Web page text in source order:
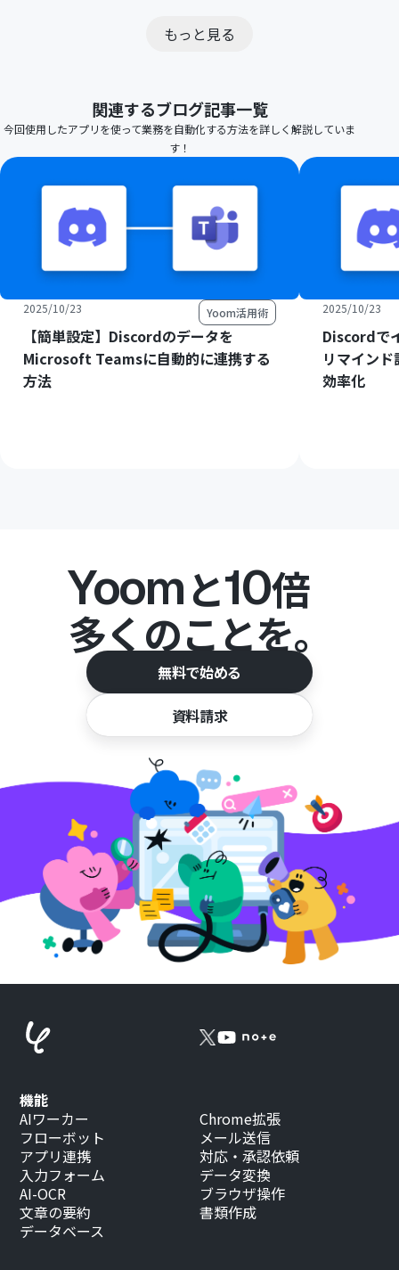
もっと見る
関連するブログ記事一覧
今回使用したアプリを使って業務を自動化する方法を詳しく解説していま
す！
2025/10/23 Yoom活用術
【簡単設定】Discordのデータを
Microsoft Teamsに自動的に連携する
方法
2025/10/23
Discordで
リマイン
効率化
Yoomと10倍
多くのことを。
無料で始める
資料請求
機能
AIワーカー
フローボット
アプリ連携
入力フォーム
AI-OCR
文章の要約
データベース
Chrome拡張
メール送信
対応・承認依頼
データ変換
ブラウザ操作
書類作成